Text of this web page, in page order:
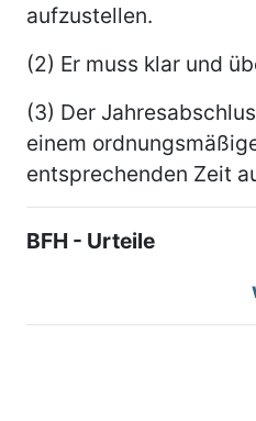
aufzustellen.
(2) Er muss klar und
(3) Der
einem
entsprechenden Zeit
BFH - Urteile